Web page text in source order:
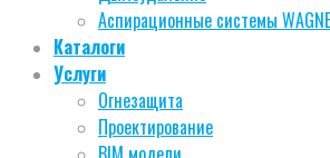
Аспирационные системы
Каталоги
Услуги
Огнезащита
Проектирование